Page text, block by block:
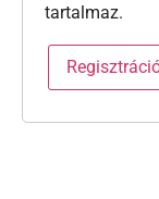
tartalmaz.